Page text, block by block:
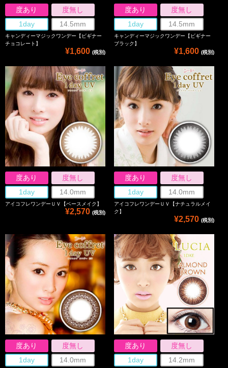
度あり
度無し
1day
14.5mm
キャンディーマジックワンデー【ビギナー
チョコレート】
¥1,600 (税別)
度あり
度無し
1day
14.5mm
キャンディーマジックワンデー【ビギナー
ブラック】
¥1,600 (税別)
度あり
度無し
1day
14.0mm
アイコフレワンデーＵＶ【ベースメイク】
¥2,570 (税別)
度あり
度無し
1day
14.0mm
アイコフレワンデーＵＶ【ナチュラルメイ
ク】
¥2,570 (税別)
度あり
度無し
1day
14.0mm
度あり
度無し
1day
14.2mm